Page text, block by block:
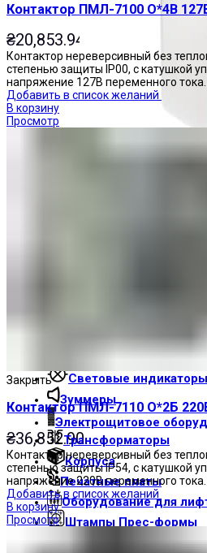
Световые индикаторы
Зуммеры
Электрощитовое
Трансформаторы
Корпуса
Печатные платы
Оборудование для
Штампы Прес-формы
АгроДеталь
Контактор ПМЛ-7100 О*4В
₴20,853.94
Контактор нереверсивный без
степенью защиты IP00, с катушкой
напряжение 127В переменного тока.
Добавить в список желаний
В корзину
Просмотр
Закрыть
Контактор ПМЛ-7110 О*2Б
₴36,852.90
Контактор нереверсивный без
степенью защиты IP54, с катушкой
напряжение 220В переменного тока.
Добавить в список желаний
В корзину
Просмотр